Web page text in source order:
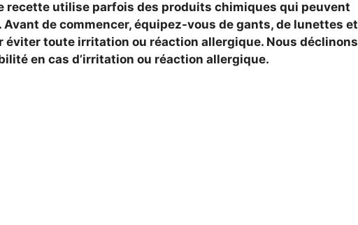
recette utilise parfois des produits chimiques qui peuvent
Avant de commencer, équipez-vous de gants, de lunettes et
éviter toute irritation ou réaction allergique. Nous déclinons
en cas d’irritation ou réaction allergique.